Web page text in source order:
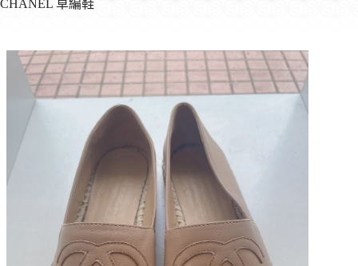
CHANEL 草編鞋